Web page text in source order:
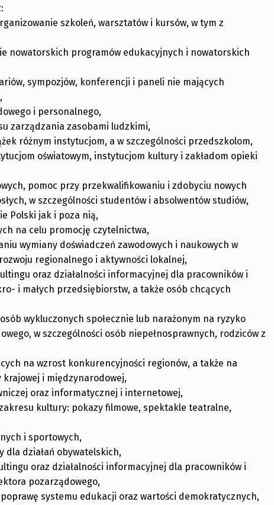
szkoleń, warsztatów i kursów, w tym z
nowatorskich programów edukacyjnych i nowatorskich
sympozjów, konferencji i paneli nie mających
i personalnego,
zarządzania zasobami ludzkimi,
różnym instytucjom, a w szczególności przedszkolom,
oświatowym, instytucjom kultury i zakładom opieki
pomoc przy przekwalifikowaniu i zdobyciu nowych
w szczególności studentów i absolwentów studiów,
Polski jak i poza nią,
na celu promocję czytelnictwa,
wymiany doświadczeń zawodowych i naukowych w
regionalnego i aktywności lokalnej,
oraz działalności informacyjnej dla pracowników i
i małych przedsiębiorstw, a także osób chcących
wykluczonych społecznie lub narażonym na ryzyko
w szczególności osób niepełnosprawnych, rodziców z
na wzrost konkurencyjności regionów, a także na
krajowej i międzynarodowej,
oraz informatycznej i internetowej,
kultury: pokazy filmowe, spektakle teatralne,
i sportowych,
działań obywatelskich,
oraz działalności informacyjnej dla pracowników i
pozarządowego,
systemu edukacji oraz wartości demokratycznych,